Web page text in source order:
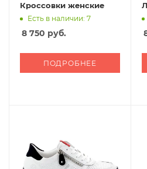
Кроссовки женские
Есть в наличии: 7
8 750 руб.
ПОДРОБНЕЕ